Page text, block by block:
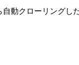
自動クローリング